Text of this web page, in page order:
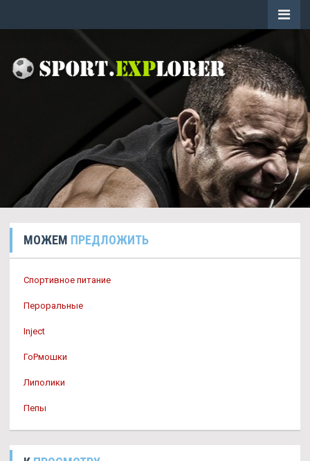
МОЖЕМ ПРЕДЛОЖИТЬ
Спортивное питание
Пероральные
Inject
ГоРмошки
Липолики
Пепы